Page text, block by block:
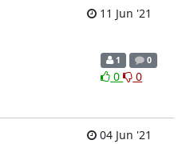
11 Jun '21
1 0
0 0
04 Jun '21